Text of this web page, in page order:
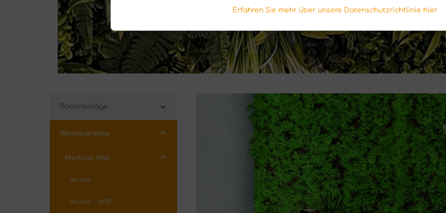
Bodenbeläge
Wandpaneele
Modular Wall
Akustik
Akustik - MDF
Erfahren Sie mehr über unsere Datenschutzrichtlinie hier